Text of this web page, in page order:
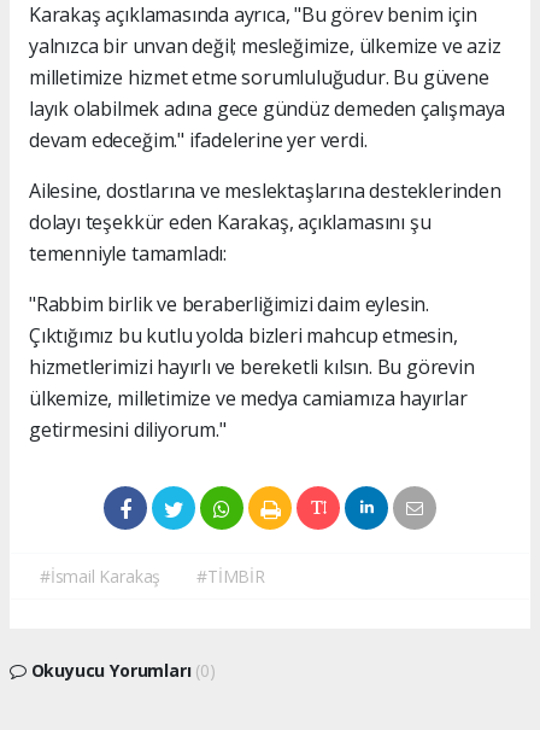
Karakaş açıklamasında ayrıca, "Bu görev benim için
yalnızca bir unvan değil; mesleğimize, ülkemize ve aziz
milletimize hizmet etme sorumluluğudur. Bu güvene
layık olabilmek adına gece gündüz demeden çalışmaya
devam edeceğim." ifadelerine yer verdi.
Ailesine, dostlarına ve meslektaşlarına desteklerinden
dolayı teşekkür eden Karakaş, açıklamasını şu
temenniyle tamamladı:
"Rabbim birlik ve beraberliğimizi daim eylesin.
Çıktığımız bu kutlu yolda bizleri mahcup etmesin,
hizmetlerimizi hayırlı ve bereketli kılsın. Bu görevin
ülkemize, milletimize ve medya camiamıza hayırlar
getirmesini diliyorum."
#İsmail Karakaş #TİMBİR
Okuyucu Yorumları (0)